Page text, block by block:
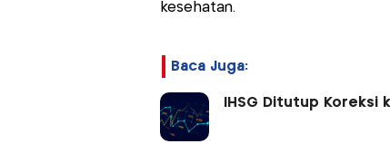
kesehatan.
Baca Juga:
IHSG Ditutup Koreksi